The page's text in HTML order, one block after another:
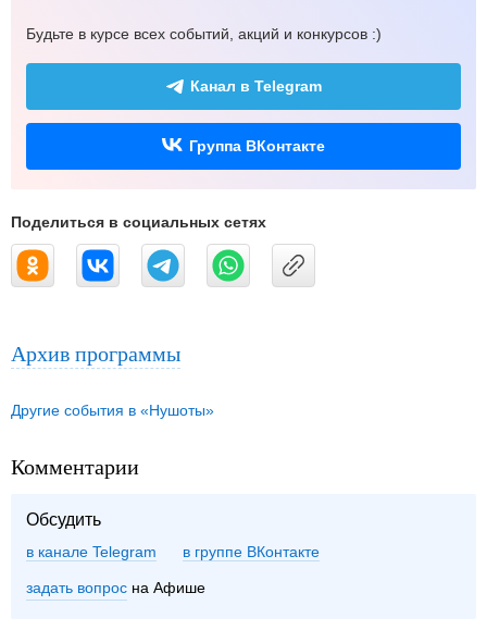
Будьте в курсе всех событий, акций и конкурсов :)
Канал в Telegram
Группа ВКонтакте
Поделиться в социальных сетях
Архив программы
Другие события в «Нушоты»
Комментарии
Обсудить
в канале Telegram группе ВКонтакте
задать вопрос на Афише